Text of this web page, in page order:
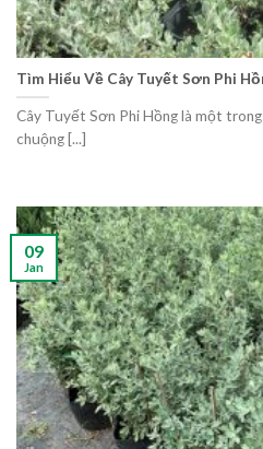
Tìm Hiểu Về Cây Tuyết Sơn Phi
Cây Tuyết Sơn Phi Hồng là một
chuộng [...]
09
Jan